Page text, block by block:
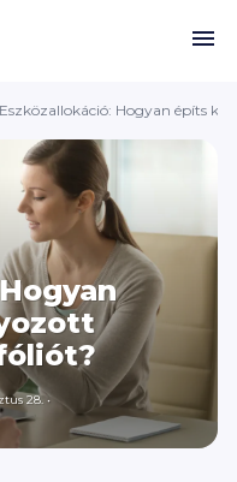
Eszközallokáció: Hogyan építs
28. •